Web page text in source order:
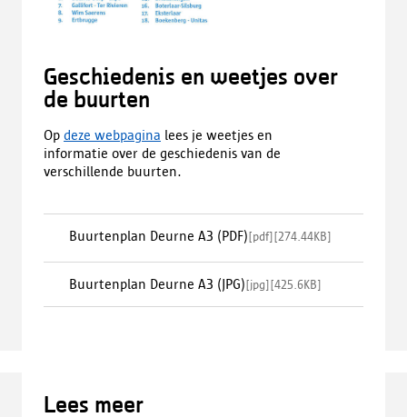
Geschiedenis en weetjes over
de buurten
Op deze webpagina lees je weetjes en
informatie over de geschiedenis van de
verschillende buurten.
Buurtenplan Deurne A3 (PDF)[pdf][274.44KB]
Buurtenplan Deurne A3 (JPG)[jpg][425.6KB]
Lees meer